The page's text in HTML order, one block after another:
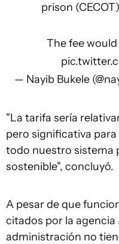
prison
The fee
— Nayib Bukele
"La tarifa sería
pero significativa
todo nuestro sistema
sostenible", concluyó.
A pesar de que
citados por la agencia
administración no